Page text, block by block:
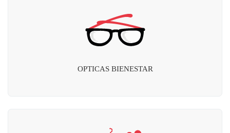
OPTICAS BIENESTAR